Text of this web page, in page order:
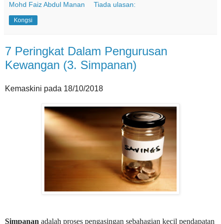
Mohd Faiz Abdul Manan Tiada ulasan:
Kongsi
7 Peringkat Dalam Pengurusan
Kewangan (3. Simpanan)
Kemaskini pada 18/10/2018
Simpanan adalah proses pengasingan sebahagian kecil pendapatan